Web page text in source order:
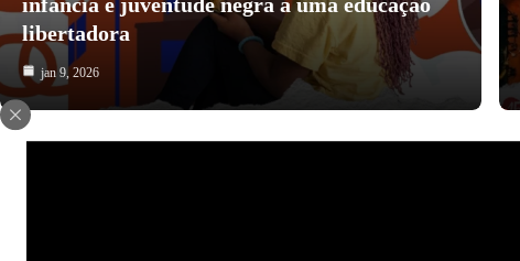
libertadora
jan 9, 2026